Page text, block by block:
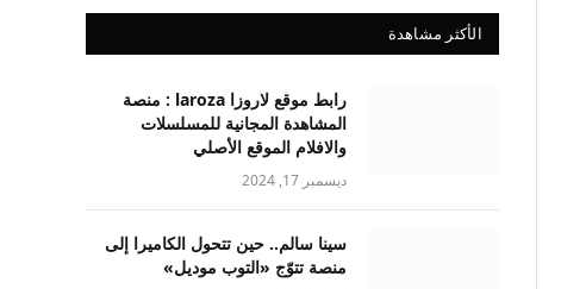
الأكثر مشاهدة
رابط موقع لاروزا laroza : منصة
المشاهدة المجانية للمسلسلات
والافلام الموقع الأصلي
ديسمبر 17, 2024
سينا سالم.. حين تتحول الكاميرا إلى
منصة تتوّج «التوب موديل»